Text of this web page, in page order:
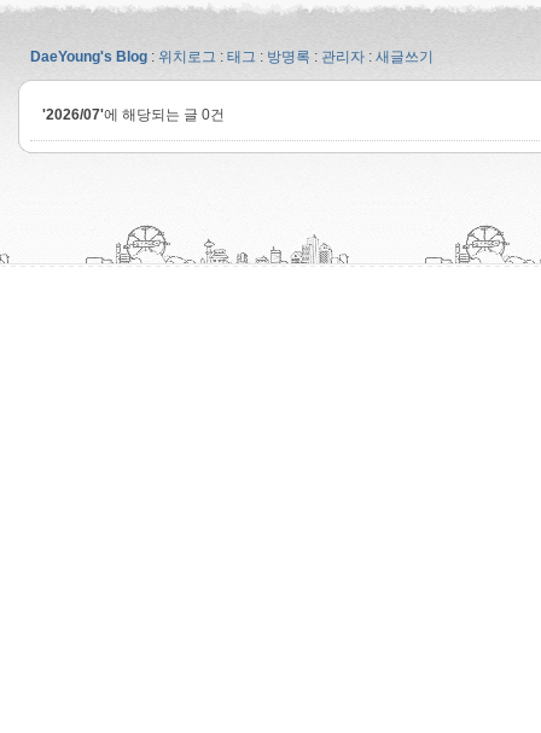
DaeYoung's Blog : 위치로그 : 태그 : 방명록 : 관리자 : 새글쓰기
'2026/07'에 해당되는 글 0건